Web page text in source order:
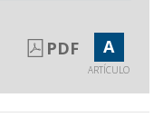
PDF A
ARTÍCULO